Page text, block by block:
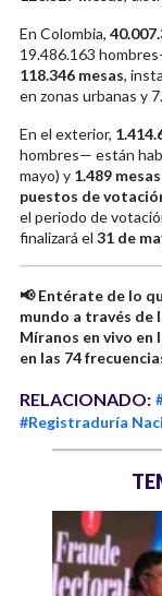
En Colombia,
19.486.163
118.346 mesas,
en zonas urbanas y
En el exterior,
hombres— están
mayo) y 1.489 mesas
puestos de
el periodo de
finalizará el 31 de
📢 Entérate de lo
mundo a través de
Míranos en vivo en
en las 74
RELACIONADO:
#Registraduría